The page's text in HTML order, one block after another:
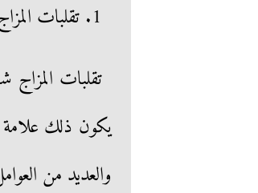
1. تقلبات المزاج
تقلبات المزاج
يكون ذلك
والعديد من